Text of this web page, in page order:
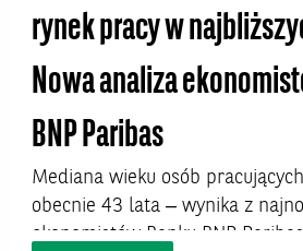
rynek pracy w
Nowa analiza
BNP Paribas
Mediana wieku osób
obecnie 43 lata – wynika z
ekonomistów Banku BNP